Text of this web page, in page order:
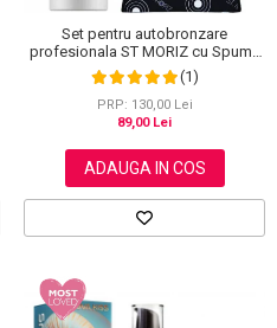
Set pentru autobronzare
profesionala ST MORIZ cu Spuma
Dark Fast Drying si Manusa Velvet
Tanning Mitt
(1)
PRP: 130,00 Lei
89,00 Lei
ADAUGA IN COS